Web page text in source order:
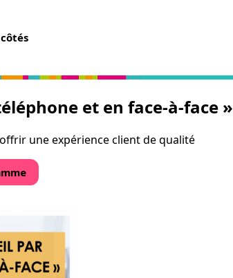
et en face-à-face »
une expérience client de qualité